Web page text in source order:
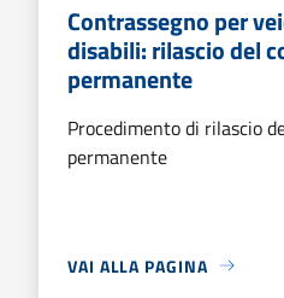
Contrassegno per
disabili: rilascio del
permanente
Procedimento di rilascio
permanente
VAI ALLA PAGINA